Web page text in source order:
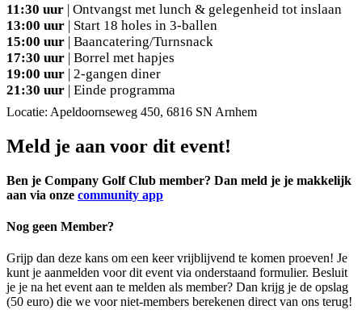
11:30 uur | Ontvangst met lunch & gelegenheid tot inslaan
13:00 uur | Start 18 holes in 3-ballen
15:00 uur | Baancatering/Turnsnack
17:30 uur | Borrel met hapjes
19:00 uur | 2-gangen diner
21:30 uur | Einde programma
Locatie: Apeldoornseweg 450, 6816 SN Arnhem
Meld je aan voor dit event!
Ben je Company Golf Club member? Dan meld je je makkelijk
aan via onze community app
Nog geen Member?
Grijp dan deze kans om een keer vrijblijvend te komen proeven! Je
kunt je aanmelden voor dit event via onderstaand formulier. Besluit
je je na het event aan te melden als member? Dan krijg je de opslag
(50 euro) die we voor niet-members berekenen direct van ons terug!